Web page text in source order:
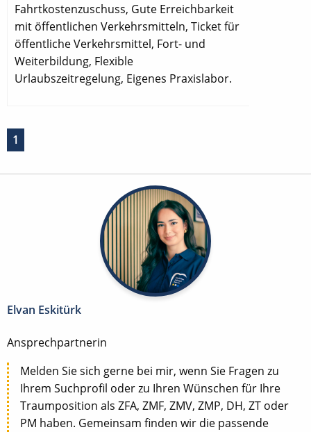
Fahrtkostenzuschuss, Gute Erreichbarkeit
mit öffentlichen Verkehrsmitteln, Ticket für
öffentliche Verkehrsmittel, Fort- und
Weiterbildung, Flexible
Urlaubszeitregelung, Eigenes Praxislabor.
1
Elvan Eskitürk
Ansprechpartnerin
Melden Sie sich gerne bei mir, wenn Sie Fragen zu
Ihrem Suchprofil oder zu Ihren Wünschen für Ihre
Traumposition als ZFA, ZMF, ZMV, ZMP, DH, ZT oder
PM haben. Gemeinsam finden wir die passende